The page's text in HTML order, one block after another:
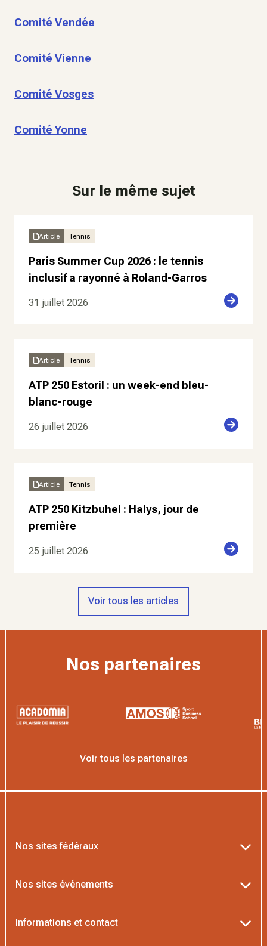
Comité Vendée
Comité Vienne
Comité Vosges
Comité Yonne
Sur le même sujet
Article Tennis
Paris Summer Cup 2026 : le tennis
inclusif a rayonné à Roland-Garros
31 juillet 2026
Article Tennis
ATP 250 Estoril : un week-end bleu-
blanc-rouge
26 juillet 2026
Article Tennis
ATP 250 Kitzbuhel : Halys, jour de
première
25 juillet 2026
Voir tous les articles
Nos partenaires
Voir tous les partenaires
Nos sites fédéraux
Nos sites événements
Informations et contact